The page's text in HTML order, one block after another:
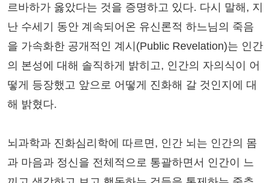
르바하가 옳았다는 것을 증명하고 있다. 다시 말해, 지
난 수세기 동안 계속되어온 유신론적 하느님의 죽음
을 가속화한 공개적인 계시(Public Revelation)는 인간
의 본성에 대해 솔직하게 밝히고, 인간의 자의식이 어
떻게 등장했고 앞으로 어떻게 진화해 갈 것인지에 대
해 밝혔다.
뇌과학과 진화심리학에 따르면, 인간 뇌는 인간의 몸
과 마음과 정신을 전체적으로 통괄하면서 인간이 느